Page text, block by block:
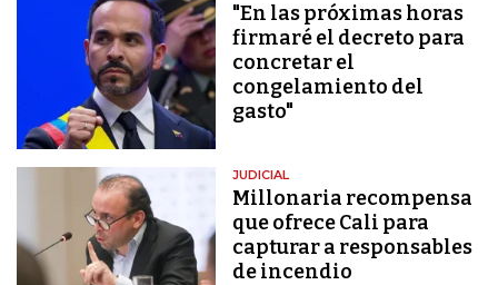
"En las próximas horas
firmaré el decreto para
concretar el
congelamiento del
gasto"
JUDICIAL
Millonaria recompensa
que ofrece Cali para
capturar a responsables
de incendio